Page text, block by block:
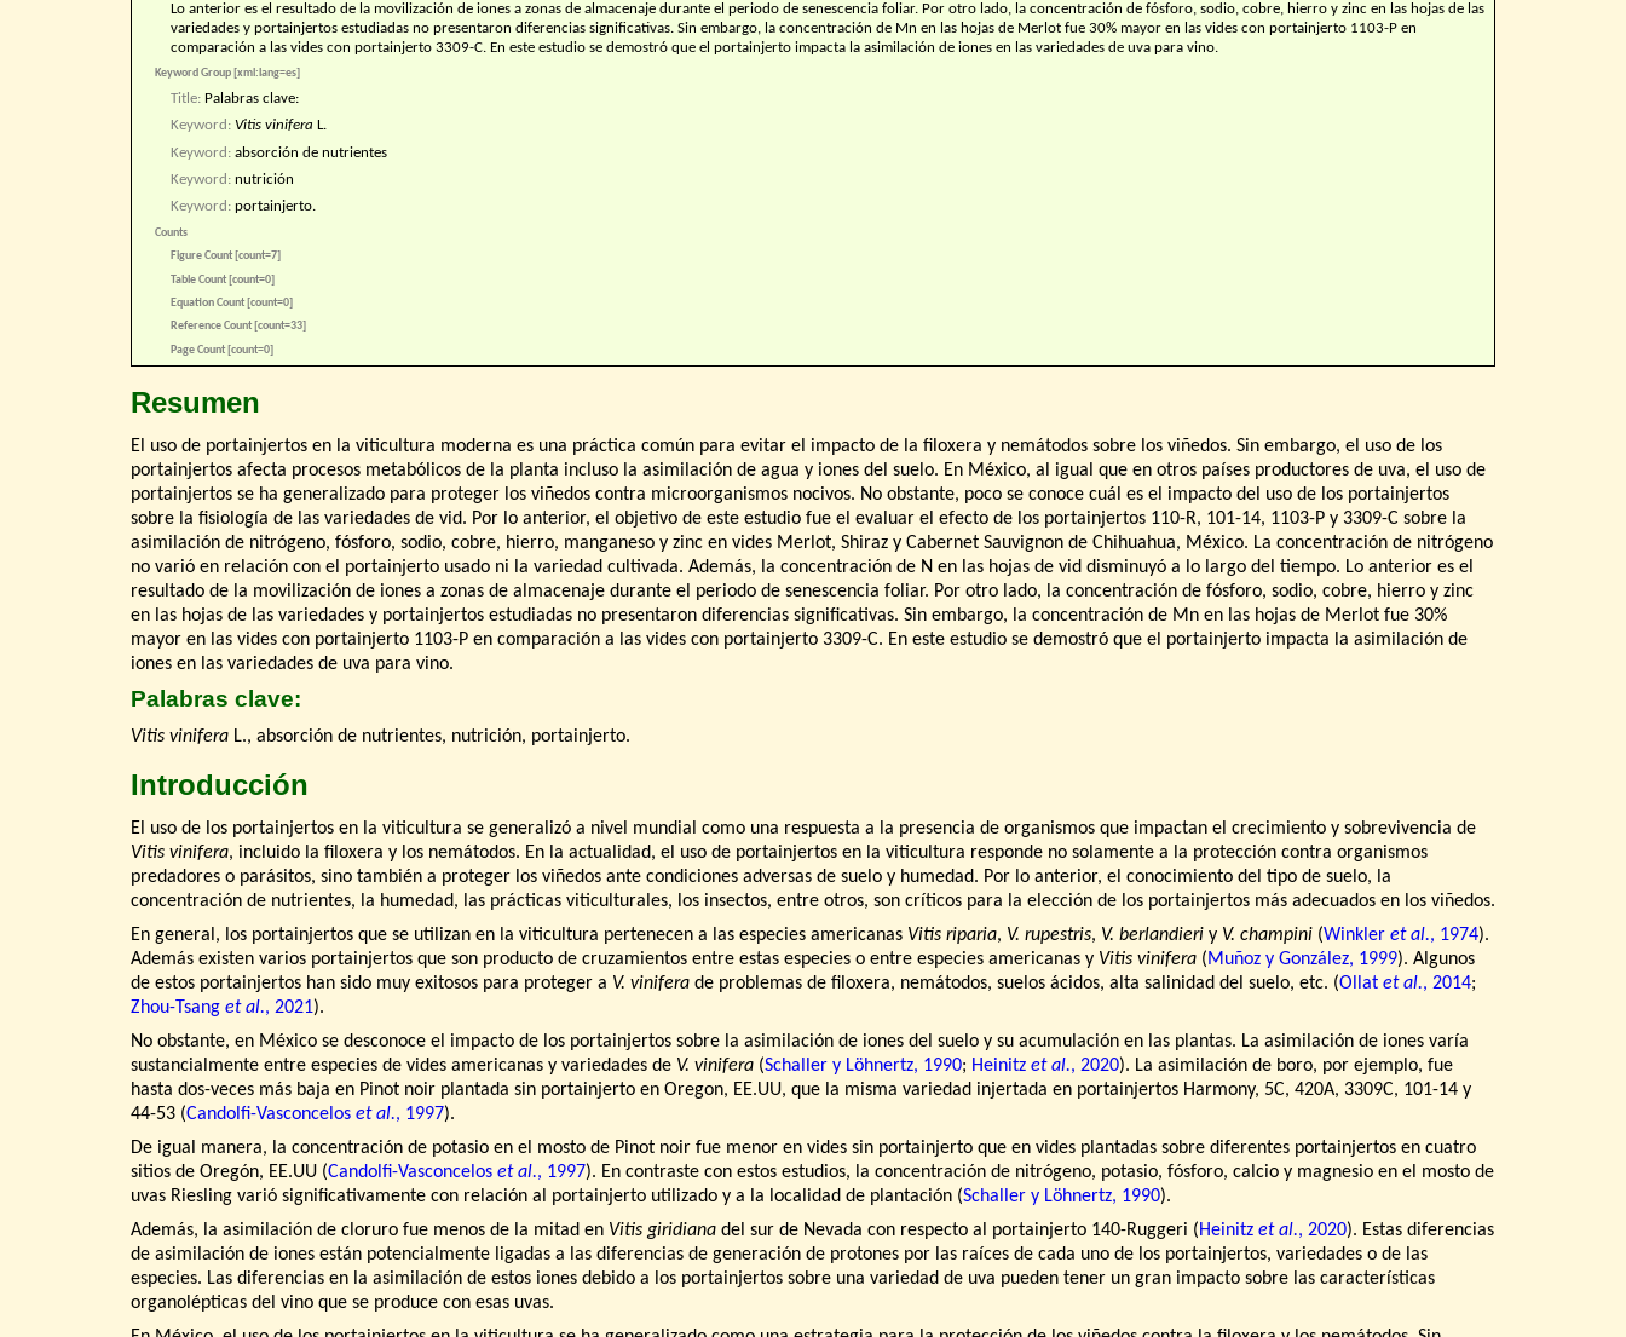
Lo anterior es el resultado de la movilización de iones a zonas de almacenaje durante el periodo de senescencia foliar. Por otro lado, la concentración de fósforo, sodio, cobre, hierro y zinc en las hojas de las
variedades y portainjertos estudiadas no presentaron diferencias significativas. Sin embargo, la concentración de Mn en las hojas de Merlot fue 30% mayor en las vides con portainjerto 1103-P en
comparación a las vides con portainjerto 3309-C. En este estudio se demostró que el portainjerto impacta la asimilación de iones en las variedades de uva para vino.
Keyword Group [xml:lang=es]
Title: Palabras clave:
Keyword: Vitis vinifera L.
Keyword: absorción de nutrientes
Keyword: nutrición
Keyword: portainjerto.
Counts
Figure Count [count=7]
Table Count [count=0]
Equation Count [count=0]
Reference Count [count=33]
Page Count [count=0]
Resumen
El uso de portainjertos en la viticultura moderna es una práctica común para evitar el impacto de la filoxera y nemátodos sobre los viñedos. Sin embargo, el uso de los
portainjertos afecta procesos metabólicos de la planta incluso la asimilación de agua y iones del suelo. En México, al igual que en otros países productores de uva, el uso de
portainjertos se ha generalizado para proteger los viñedos contra microorganismos nocivos. No obstante, poco se conoce cuál es el impacto del uso de los portainjertos
sobre la fisiología de las variedades de vid. Por lo anterior, el objetivo de este estudio fue el evaluar el efecto de los portainjertos 110-R, 101-14, 1103-P y 3309-C sobre la
asimilación de nitrógeno, fósforo, sodio, cobre, hierro, manganeso y zinc en vides Merlot, Shiraz y Cabernet Sauvignon de Chihuahua, México. La concentración de nitrógeno
no varió en relación con el portainjerto usado ni la variedad cultivada. Además, la concentración de N en las hojas de vid disminuyó a lo largo del tiempo. Lo anterior es el
resultado de la movilización de iones a zonas de almacenaje durante el periodo de senescencia foliar. Por otro lado, la concentración de fósforo, sodio, cobre, hierro y zinc
en las hojas de las variedades y portainjertos estudiadas no presentaron diferencias significativas. Sin embargo, la concentración de Mn en las hojas de Merlot fue 30%
mayor en las vides con portainjerto 1103-P en comparación a las vides con portainjerto 3309-C. En este estudio se demostró que el portainjerto impacta la asimilación de
iones en las variedades de uva para vino.
Palabras clave:
Vitis viniferaL., absorción de nutrientes, nutrición, portainjerto.
Introducción
El uso de los portainjertos en la viticultura se generalizó a nivel mundial como una respuesta a la presencia de organismos que impactan el crecimiento y sobrevivencia de
Vitis vinifera, incluido la filoxera y los nemátodos. En la actualidad, el uso de portainjertos en la viticultura responde no solamente a la protección contra organismos
predadores o parásitos, sino también a proteger los viñedos ante condiciones adversas de suelo y humedad. Por lo anterior, el conocimiento del tipo de suelo, la
concentración de nutrientes, la humedad, las prácticas viticulturales, los insectos, entre otros, son críticos para la elección de los portainjertos más adecuados en los viñedos.
En general, los portainjertos que se utilizan en la viticultura pertenecen a las especies americanas Vitis riparia, V. rupestris, V. berlandieriy V. champini(Winkler et al., 1974).
Además existen varios portainjertos que son producto de cruzamientos entre estas especies o entre especies americanas y Vitis vinifera(Muñoz y González, 1999). Algunos
de estos portainjertos han sido muy exitosos para proteger a V. viniferade problemas de filoxera, nemátodos, suelos ácidos, alta salinidad del suelo, etc. (Ollat et al., 2014;
Zhou-Tsang et al., 2021).
No obstante, en México se desconoce el impacto de los portainjertos sobre la asimilación de iones del suelo y su acumulación en las plantas. La asimilación de iones varía
sustancialmente entre especies de vides americanas y variedades de V. vinifera(Schaller y Löhnertz, 1990; Heinitz et al., 2020). La asimilación de boro, por ejemplo, fue
hasta dos-veces más baja en Pinot noir plantada sin portainjerto en Oregon, EE.UU, que la misma variedad injertada en portainjertos Harmony, 5C, 420A, 3309C, 101-14 y
44-53 (Candolfi-Vasconcelos et al., 1997).
De igual manera, la concentración de potasio en el mosto de Pinot noir fue menor en vides sin portainjerto que en vides plantadas sobre diferentes portainjertos en cuatro
sitios de Oregón, EE.UU (Candolfi-Vasconcelos et al., 1997). En contraste con estos estudios, la concentración de nitrógeno, potasio, fósforo, calcio y magnesio en el mosto de
uvas Riesling varió significativamente con relación al portainjerto utilizado y a la localidad de plantación (Schaller y Löhnertz, 1990).
Además, la asimilación de cloruro fue menos de la mitad en Vitis giridianadel sur de Nevada con respecto al portainjerto 140-Ruggeri (Heinitz et al., 2020). Estas diferencias
de asimilación de iones están potencialmente ligadas a las diferencias de generación de protones por las raíces de cada uno de los portainjertos, variedades o de las
especies. Las diferencias en la asimilación de estos iones debido a los portainjertos sobre una variedad de uva pueden tener un gran impacto sobre las características
organolépticas del vino que se produce con esas uvas.